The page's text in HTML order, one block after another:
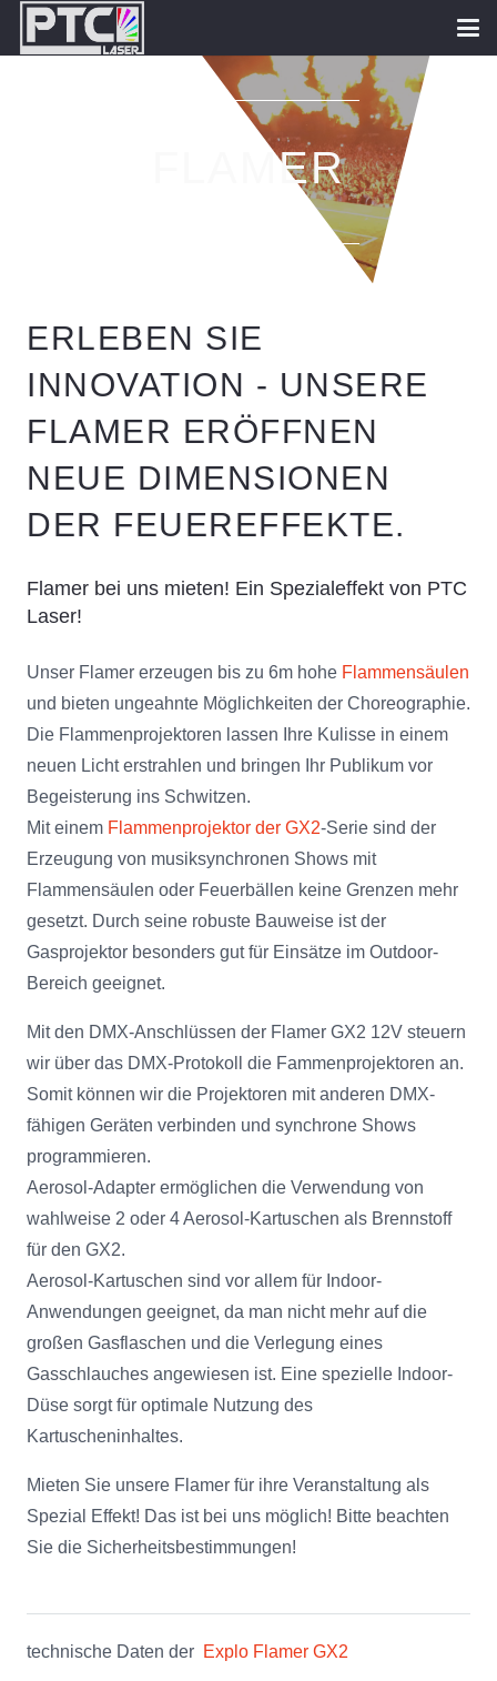
FLAMER
ERLEBEN SIE
INNOVATION - UNSERE
FLAMER ERÖFFNEN
NEUE DIMENSIONEN
DER FEUEREFFEKTE.
Flamer bei uns mieten! Ein Spezialeffekt von PTC
Laser!
Unser Flamer erzeugen bis zu 6m hohe Flammensäulen
und bieten ungeahnte Möglichkeiten der Choreographie.
Die Flammenprojektoren lassen Ihre Kulisse in einem
neuen Licht erstrahlen und bringen Ihr Publikum vor
Begeisterung ins Schwitzen.
Mit einem Flammenprojektor der GX2-Serie sind der
Erzeugung von musiksynchronen Shows mit
Flammensäulen oder Feuerbällen keine Grenzen mehr
gesetzt. Durch seine robuste Bauweise ist der
Gasprojektor besonders gut für Einsätze im Outdoor-
Bereich geeignet.
Mit den DMX-Anschlüssen der Flamer GX2 12V steuern
wir über das DMX-Protokoll die Fammenprojektoren an.
Somit können wir die Projektoren mit anderen DMX-
fähigen Geräten verbinden und synchrone Shows
programmieren.
Aerosol-Adapter ermöglichen die Verwendung von
wahlweise 2 oder 4 Aerosol-Kartuschen als Brennstoff
für den GX2.
Aerosol-Kartuschen sind vor allem für Indoor-
Anwendungen geeignet, da man nicht mehr auf die
großen Gasflaschen und die Verlegung eines
Gasschlauches angewiesen ist. Eine spezielle Indoor-
Düse sorgt für optimale Nutzung des
Kartuscheninhaltes.
Mieten Sie unsere Flamer für ihre Veranstaltung als
Spezial Effekt! Das ist bei uns möglich! Bitte beachten
Sie die Sicherheitsbestimmungen!
technische Daten der Explo Flamer GX2